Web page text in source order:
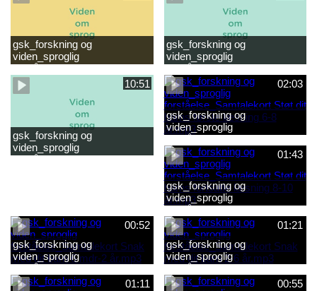
gsk_forskning og
viden_sproglig
forståelse_Snak med dit barn
2-6 år.mp4
gsk_forskning og
viden_sproglig
forståelse_Snak med din
baby 0-6 mdr.mp4
10:51
gsk_forskning og
viden_sproglig
forståelse_Barnets sproglige
02:03
gsk_forskning og
viden_sproglig
forståelse_Samtalekort Støt
dit barns første læsning 6-8
år.mp3
01:43
gsk_forskning og
viden_sproglig
forståelse_Samtalekort Støt
dit barns fortsatte læsning 8-
10 år.mp3
00:52
gsk_forskning og
viden_sproglig
forståelse_Samtalekort Snak
med dit barn 6 mdr-2 år.mp3
01:21
gsk_forskning og
viden_sproglig
forståelse_Samtalekort Snak
med dit barn 2-6 år.mp3
01:11
00:55